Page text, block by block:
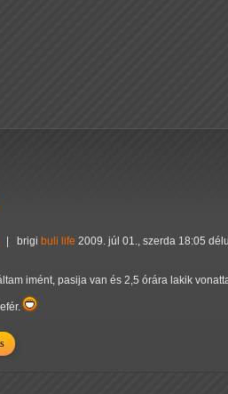
brigi buli life 2009. júl 01., szerda 18:05
imént, pasija van és 2,5 órára lakik